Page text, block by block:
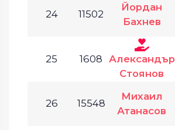
24 11502
Йордан
Бахнев
25 1608 Александър
Стоянов
26 15548
Михаил
Атанасов